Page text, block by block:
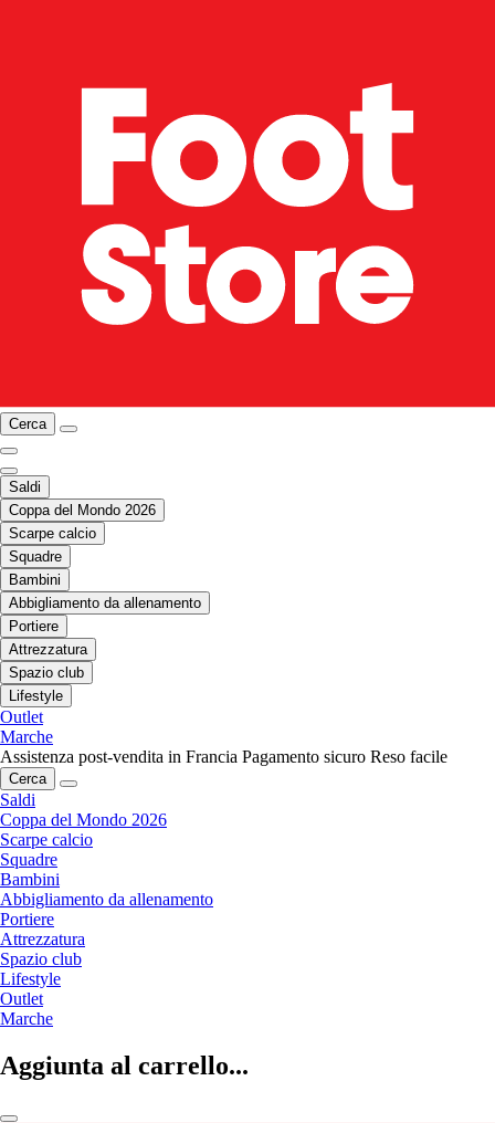
Cerca
Saldi
Coppa del Mondo 2026
Scarpe calcio
Squadre
Bambini
Abbigliamento da allenamento
Portiere
Attrezzatura
Spazio club
Lifestyle
Outlet
Marche
Assistenza post-vendita in Francia Pagamento sicuro Reso facile
Cerca
Saldi
Coppa del Mondo 2026
Scarpe calcio
Squadre
Bambini
Abbigliamento da allenamento
Portiere
Attrezzatura
Spazio club
Lifestyle
Outlet
Marche
Aggiunta al carrello...